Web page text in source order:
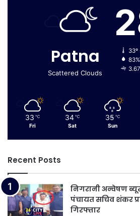
Patna
Scattered Clouds
33º
83%
33 ℃
Fri
34 ℃
Sat
35 ℃
Sun
Recent Posts
निगरानी अन्वेषण
पंचायत सचिव शंकर
गिरफ्तार